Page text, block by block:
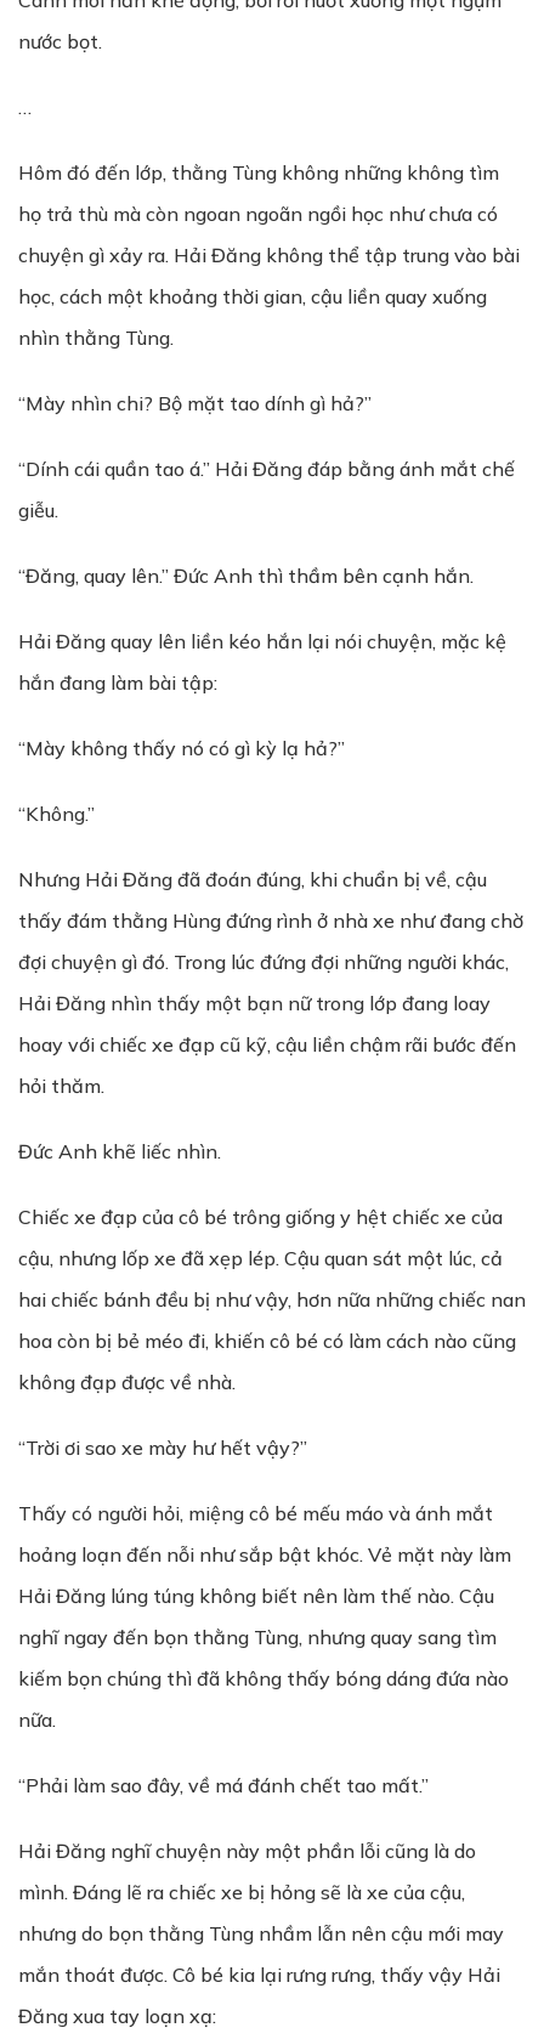
nước bọt.
…
Hôm đó đến lớp, thằng Tùng không những không tìm
họ trả thù mà còn ngoan ngoãn ngồi học như chưa có
chuyện gì xảy ra. Hải Đăng không thể tập trung vào bài
học, cách một khoảng thời gian, cậu liền quay xuống
nhìn thằng Tùng.
“Mày nhìn chi? Bộ mặt tao dính gì hả?”
“Dính cái quần tao á.” Hải Đăng đáp bằng ánh mắt chế
giễu.
“Đăng, quay lên.” Đức Anh thì thầm bên cạnh hắn.
Hải Đăng quay lên liền kéo hắn lại nói chuyện, mặc kệ
hắn đang làm bài tập:
“Mày không thấy nó có gì kỳ lạ hả?”
“Không.”
Nhưng Hải Đăng đã đoán đúng, khi chuẩn bị về, cậu
thấy đám thằng Hùng đứng rình ở nhà xe như đang chờ
đợi chuyện gì đó. Trong lúc đứng đợi những người khác,
Hải Đăng nhìn thấy một bạn nữ trong lớp đang loay
hoay với chiếc xe đạp cũ kỹ, cậu liền chậm rãi bước đến
hỏi thăm.
Đức Anh khẽ liếc nhìn.
Chiếc xe đạp của cô bé trông giống y hệt chiếc xe của
cậu, nhưng lốp xe đã xẹp lép. Cậu quan sát một lúc, cả
hai chiếc bánh đều bị như vậy, hơn nữa những chiếc nan
hoa còn bị bẻ méo đi, khiến cô bé có làm cách nào cũng
không đạp được về nhà.
“Trời ơi sao xe mày hư hết vậy?”
Thấy có người hỏi, miệng cô bé mếu máo và ánh mắt
hoảng loạn đến nỗi như sắp bật khóc. Vẻ mặt này làm
Hải Đăng lúng túng không biết nên làm thế nào. Cậu
nghĩ ngay đến bọn thằng Tùng, nhưng quay sang tìm
kiếm bọn chúng thì đã không thấy bóng dáng đứa nào
nữa.
“Phải làm sao đây, về má đánh chết tao mất.”
Hải Đăng nghĩ chuyện này một phần lỗi cũng là do
mình. Đáng lẽ ra chiếc xe bị hỏng sẽ là xe của cậu,
nhưng do bọn thằng Tùng nhầm lẫn nên cậu mới may
mắn thoát được. Cô bé kia lại rưng rưng, thấy vậy Hải
Đăng xua tay loạn xạ: